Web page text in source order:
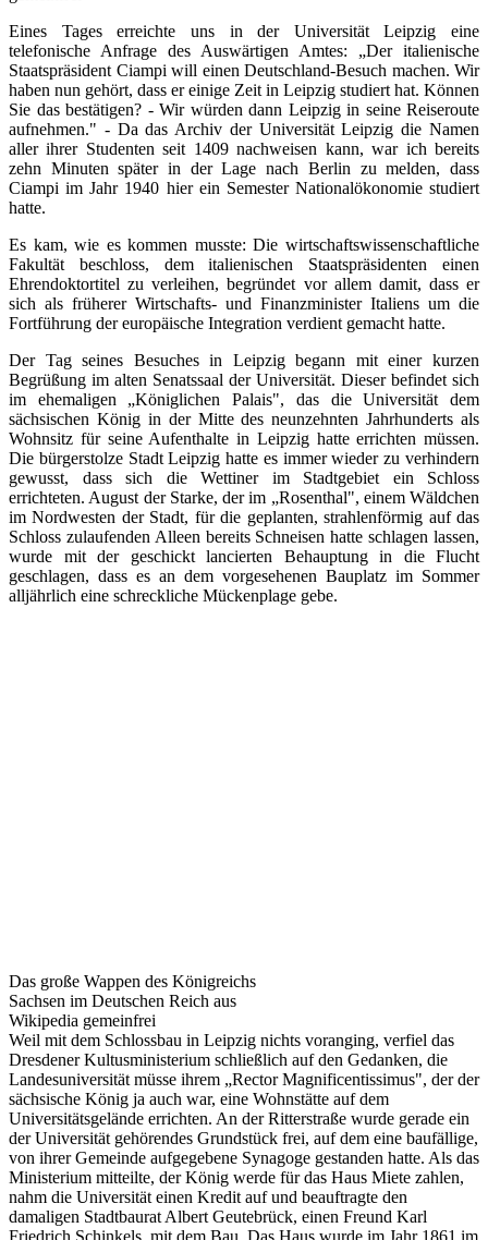
Eines Tages erreichte uns in der Universität Leipzig eine
telefonische Anfrage des Auswärtigen Amtes: „Der italienische
Staatspräsident Ciampi will einen Deutschland-Besuch machen. Wir
haben nun gehört, dass er einige Zeit in Leipzig studiert hat. Können
Sie das bestätigen? - Wir würden dann Leipzig in seine Reiseroute
aufnehmen." - Da das Archiv der Universität Leipzig die Namen
aller ihrer Studenten seit 1409 nachweisen kann, war ich bereits
zehn Minuten später in der Lage nach Berlin zu melden, dass
Ciampi im Jahr 1940 hier ein Semester Nationalökonomie studiert
hatte.
Es kam, wie es kommen musste: Die wirtschaftswissenschaftliche
Fakultät beschloss, dem italienischen Staatspräsidenten einen
Ehrendoktortitel zu verleihen, begründet vor allem damit, dass er
sich als früherer Wirtschafts- und Finanzminister Italiens um die
Fortführung der europäische Integration verdient gemacht hatte.
Der Tag seines Besuches in Leipzig begann mit einer kurzen
Begrüßung im alten Senatssaal der Universität. Dieser befindet sich
im ehemaligen „Königlichen Palais", das die Universität dem
sächsischen König in der Mitte des neunzehnten Jahrhunderts als
Wohnsitz für seine Aufenthalte in Leipzig hatte errichten müssen.
Die bürgerstolze Stadt Leipzig hatte es immer wieder zu verhindern
gewusst, dass sich die Wettiner im Stadtgebiet ein Schloss
errichteten. August der Starke, der im „Rosenthal", einem Wäldchen
im Nordwesten der Stadt, für die geplanten, strahlenförmig auf das
Schloss zulaufenden Alleen bereits Schneisen hatte schlagen lassen,
wurde mit der geschickt lancierten Behauptung in die Flucht
geschlagen, dass es an dem vorgesehenen Bauplatz im Sommer
alljährlich eine schreckliche Mückenplage gebe.
Das große Wappen des Königreichs
Sachsen im Deutschen Reich aus
Wikipedia gemeinfrei
Weil mit dem Schlossbau in Leipzig nichts voranging, verfiel das
Dresdener Kultusministerium schließlich auf den Gedanken, die
Landesuniversität müsse ihrem „Rector Magnificentissimus", der der
sächsische König ja auch war, eine Wohnstätte auf dem
Universitätsgelände errichten. An der Ritterstraße wurde gerade ein
der Universität gehörendes Grundstück frei, auf dem eine baufällige,
von ihrer Gemeinde aufgegebene Synagoge gestanden hatte. Als das
Ministerium mitteilte, der König werde für das Haus Miete zahlen,
nahm die Universität einen Kredit auf und beauftragte den
damaligen Stadtbaurat Albert Geutebrück, einen Freund Karl
Friedrich Schinkels, mit dem Bau. Das Haus wurde im Jahr 1861 im